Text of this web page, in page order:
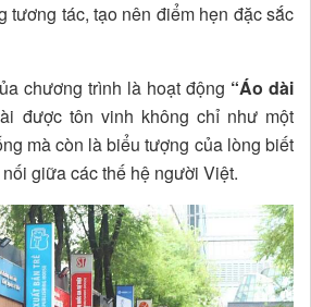
tương tác, tạo nên điểm hẹn đặc sắc
chương trình là hoạt động “Áo dài
được tôn vinh không chỉ như một
mà còn là biểu tượng của lòng biết
giữa các thế hệ người Việt.